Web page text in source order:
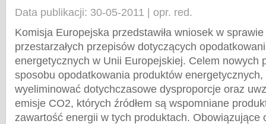
Data publikacji: 30-05-2011 | opr. red.
Komisja Europejska przedstawiła wniosek w
przestarzałych przepisów dotyczących
energetycznych w Unii Europejskiej. Celem nowych
sposobu opodatkowania produktów energetycznych,
wyeliminować dotychczasowe dysproporcje oraz
emisje CO2, których źródłem są wspomniane
zawartość energii w tych produktach. Obowiązujące